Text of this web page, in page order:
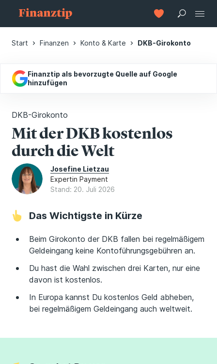
Start Finanzen Konto & Karte DKB-Girokonto
Finanztip als bevorzugte Quelle auf Google
hinzufügen
DKB-Girokonto
Mit der DKB kostenlos
durch die Welt
Josefine Lietzau
Expertin Payment
Stand: 20. Juli 2026
Das Wichtigste in Kürze
Beim Girokonto der DKB fallen bei regelmäßigem
Geldeingang keine Kontoführungsgebühren an.
Du hast die Wahl zwischen drei Karten, nur eine
davon ist kostenlos.
In Europa kannst Du kostenlos Geld abheben,
bei regelmäßigem Geldeingang auch weltweit.